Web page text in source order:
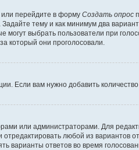
перейдите в форму Создать опрос
тему и как минимум два
могут выбрать пользователи при
который они проголосовали.
Если вам нужно добавить
или администраторами. Для
любой из
варианты ответов во время